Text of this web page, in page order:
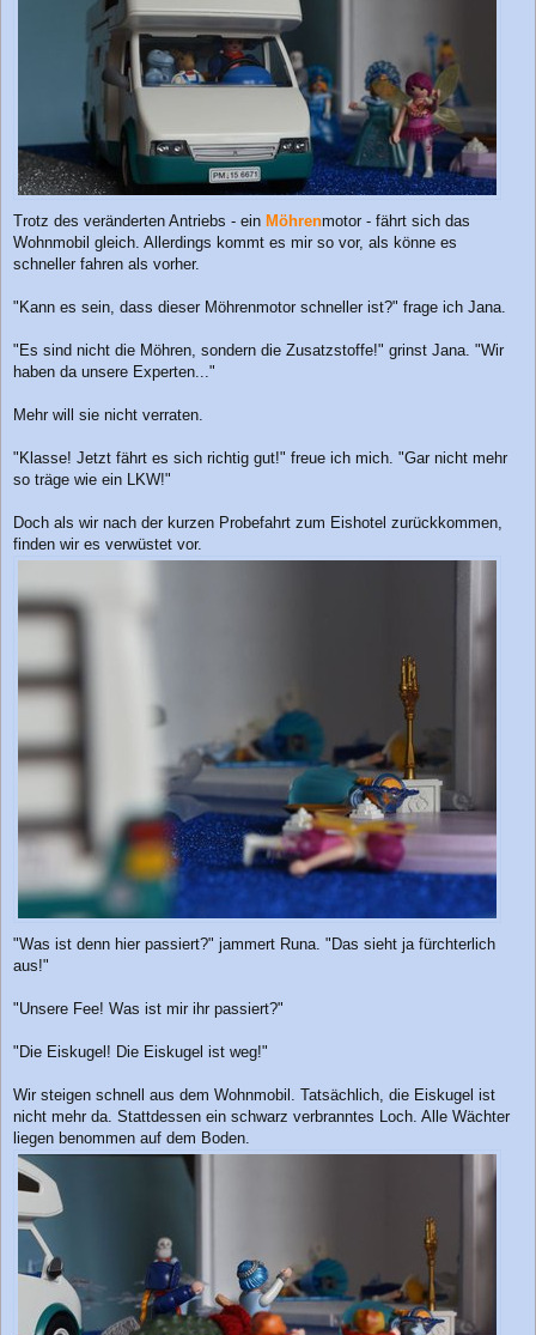
Trotz des veränderten Antriebs - ein Möhrenmotor - fährt sich das
Wohnmobil gleich. Allerdings kommt es mir so vor, als könne es
schneller fahren als vorher.
"Kann es sein, dass dieser Möhrenmotor schneller ist?" frage ich Jana.
"Es sind nicht die Möhren, sondern die Zusatzstoffe!" grinst Jana. "Wir
haben da unsere Experten..."
Mehr will sie nicht verraten.
"Klasse! Jetzt fährt es sich richtig gut!" freue ich mich. "Gar nicht mehr
so träge wie ein LKW!"
Doch als wir nach der kurzen Probefahrt zum Eishotel zurückkommen,
finden wir es verwüstet vor.
"Was ist denn hier passiert?" jammert Runa. "Das sieht ja fürchterlich
aus!"
"Unsere Fee! Was ist mir ihr passiert?"
"Die Eiskugel! Die Eiskugel ist weg!"
Wir steigen schnell aus dem Wohnmobil. Tatsächlich, die Eiskugel ist
nicht mehr da. Stattdessen ein schwarz verbranntes Loch. Alle Wächter
liegen benommen auf dem Boden.